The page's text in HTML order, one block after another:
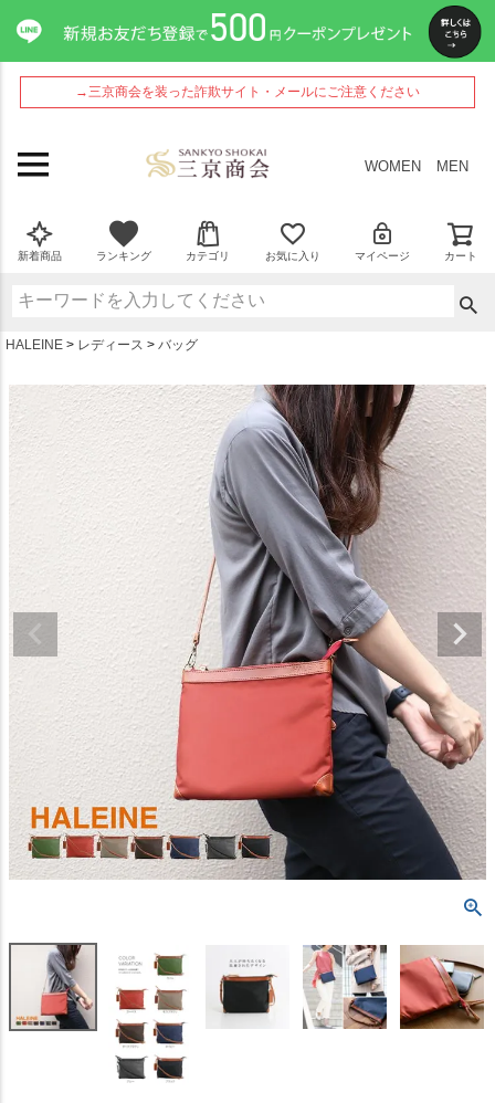
→三京商会を装った詐欺サイト・メールにご注意ください
WOMEN MEN
新着商品 ランキング カテゴリ お気に入り マイページ カート
HALEINE レディース バッグ
ペー
ジト
ップ
へ